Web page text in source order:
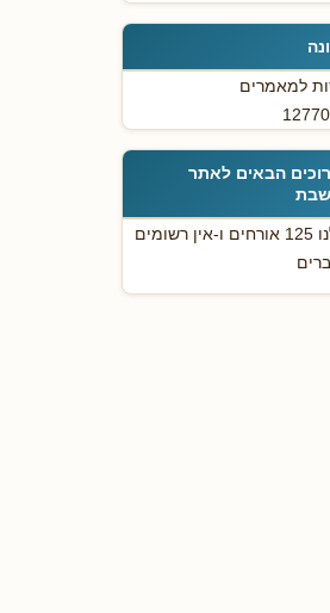
למאמרים
הבאים לאתר
יש לנו 125 אורחים ו-אין רשומים